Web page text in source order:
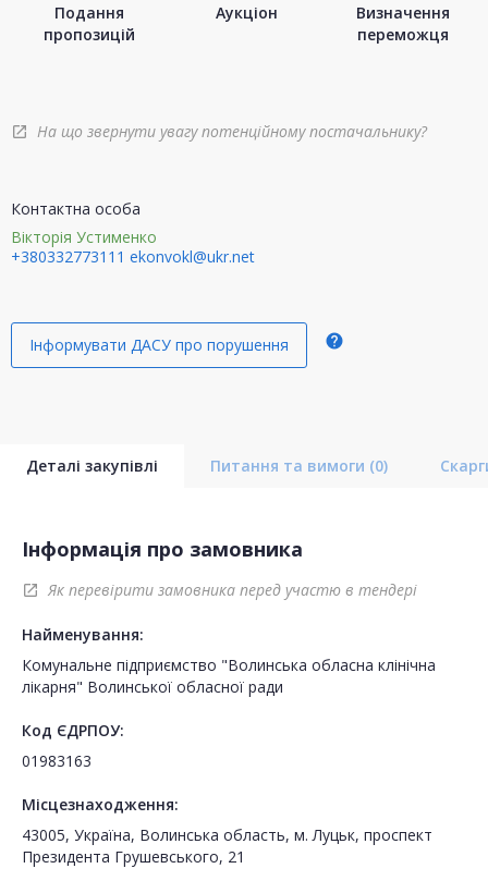
Подання
пропозицій
Аукціон
Визначення
переможця
open_in_new На що звернути увагу потенційному постачальнику?
Контактна особа
Вікторія Устименко
+380332773111 ekonvokl@ukr.net
Інформувати ДАСУ про порушення help
Деталі закупівлі Питання та вимоги (0)
Інформація про замовника
open_in_new Як перевірити замовника перед участю в тендері
Найменування:
Комунальне підприємство "Волинська обласна клінічна
лікарня" Волинської обласної ради
Код ЄДРПОУ:
01983163
Місцезнаходження:
43005, Україна, Волинська область, м. Луцьк, проспект
Президента Грушевського, 21